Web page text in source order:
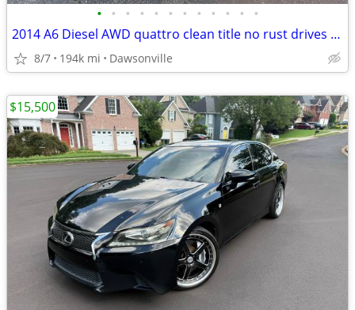
• • • • • • • • • • • •
2014 A6 Diesel AWD quattro clean title no rust drives flawlessly
8/7 194k mi Dawsonville
$15,500